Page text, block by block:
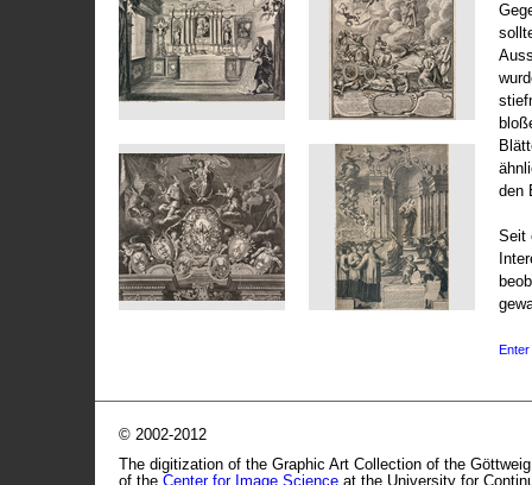
den
Seit
© 2002-2012
The digitization of the Graphic Art Collection of the
of the Center for Image Science at the University for